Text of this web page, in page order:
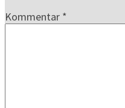
Kommentar *